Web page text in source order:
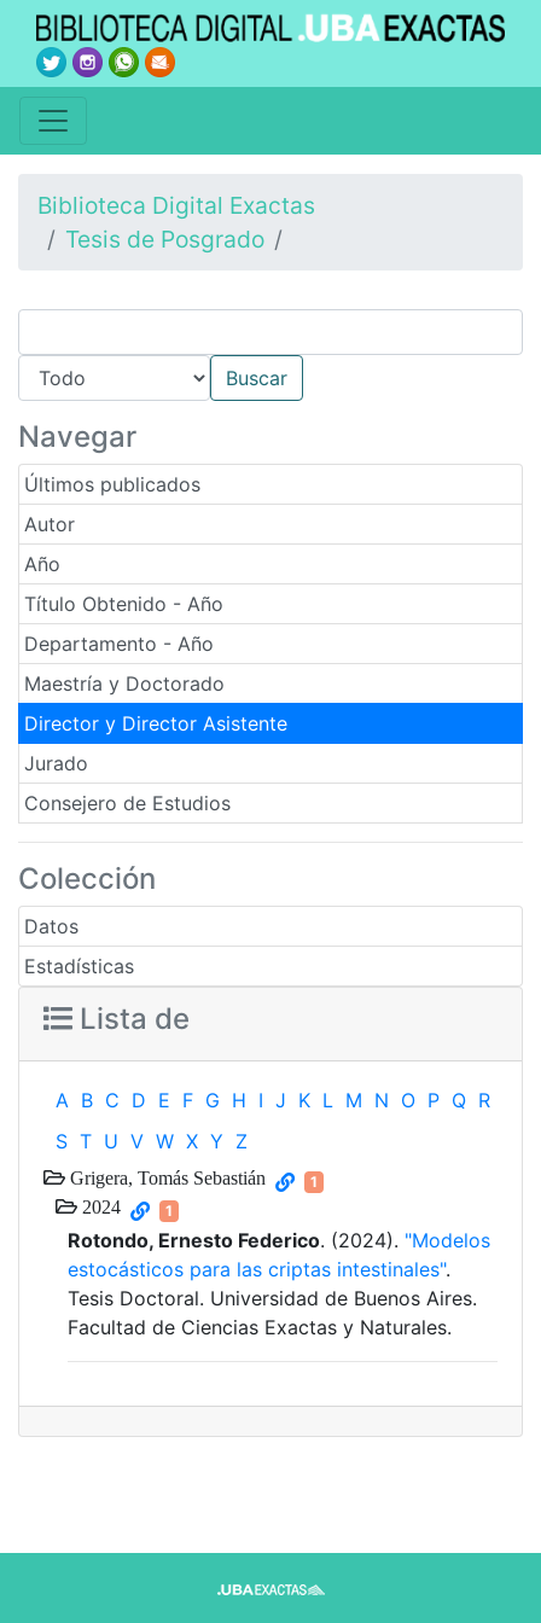
Biblioteca Digital Exactas
Tesis de Posgrado
Navegar
Últimos publicados
Autor
Año
Título Obtenido - Año
Departamento - Año
Maestría y Doctorado
Director y Director Asistente
Jurado
Consejero de Estudios
Colección
Datos
Estadísticas
Lista de
A B C D E F G H I J K L M N O P Q R
S T U V W X Y Z
Grigera, Tomás Sebastián 1
2024 1
Rotondo, Ernesto Federico. (2024). "Modelos
estocásticos para las criptas intestinales".
Tesis Doctoral. Universidad de Buenos Aires.
Facultad de Ciencias Exactas y Naturales.